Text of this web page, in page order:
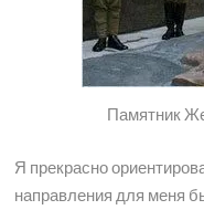
Памятник
Я прекрасно
направления для меня